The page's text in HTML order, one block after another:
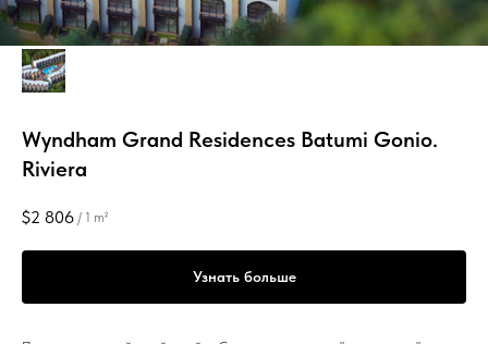
Wyndham Grand Residences Batumi Gonio.
Riviera
$2 806 / 1 m²
Узнать больше